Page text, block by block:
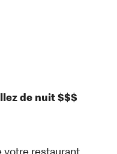
de nuit $$$